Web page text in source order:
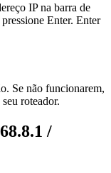
IP na barra de
Enter. Enter
Se não funcionarem,
roteador.
/